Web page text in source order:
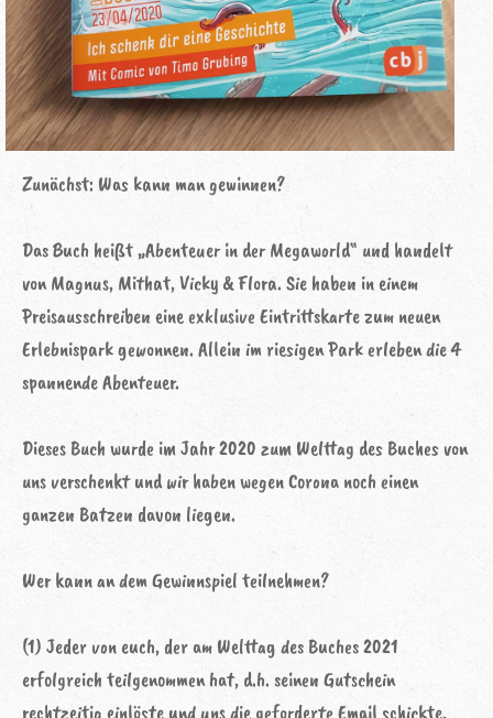
Zunächst: Was kann man gewinnen?
Das Buch heißt „Abenteuer in der Megaworld“ und handelt
von Magnus, Mithat, Vicky & Flora. Sie haben in einem
Preisausschreiben eine exklusive Eintrittskarte zum neuen
Erlebnispark gewonnen. Allein im riesigen Park erleben die 4
spannende Abenteuer.
Dieses Buch wurde im Jahr 2020 zum Welttag des Buches von
uns verschenkt und wir haben wegen Corona noch einen
ganzen Batzen davon liegen.
Wer kann an dem Gewinnspiel teilnehmen?
(1) Jeder von euch, der am Welttag des Buches 2021
erfolgreich teilgenommen hat, d.h. seinen Gutschein
rechtzeitig einlöste und uns die geforderte Email schickte,